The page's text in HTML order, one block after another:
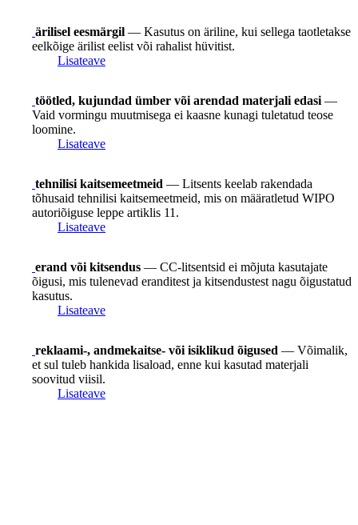
ärilisel eesmärgil — Kasutus on äriline, kui sellega taotletakse
eelkõige ärilist eelist või rahalist hüvitist.
Lisateave
töötled, kujundad ümber või arendad materjali edasi —
Vaid vormingu muutmisega ei kaasne kunagi tuletatud teose
loomine.
Lisateave
tehnilisi kaitsemeetmeid — Litsents keelab rakendada
tõhusaid tehnilisi kaitsemeetmeid, mis on määratletud WIPO
autoriõiguse leppe artiklis 11.
Lisateave
erand või kitsendus — CC-litsentsid ei mõjuta kasutajate
õigusi, mis tulenevad eranditest ja kitsendustest nagu õigustatud
kasutus.
Lisateave
reklaami-, andmekaitse- või isiklikud õigused — Võimalik,
et sul tuleb hankida lisaload, enne kui kasutad materjali
soovitud viisil.
Lisateave